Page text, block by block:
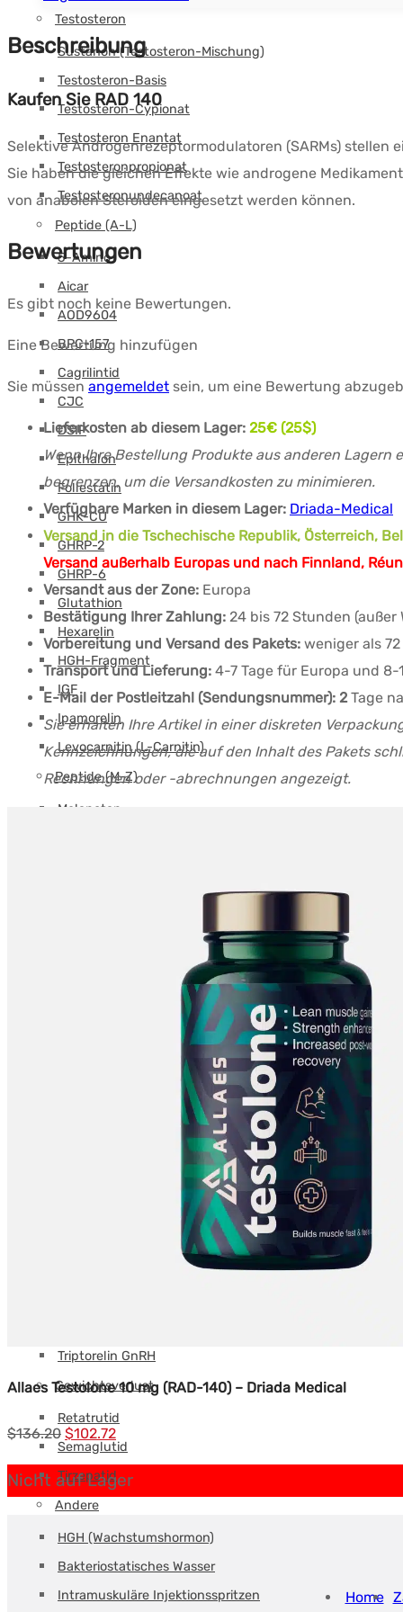
Testosteron
Sustanon (Testosteron-Mischung)
Testosteron-Basis
Testosteron-Cypionat
Testosteron Enantat
Testosteronpropionat
Testosteronundecanoat
Peptide (A-L)
5-Amino
Aicar
AOD9604
BPC-157
Cagrilintid
CJC
DSIP
Epithalon
Follestatin
GHK-CU
GHRP-2
GHRP-6
Glutathion
Hexarelin
HGH-Fragment
IGF
Ipamorelin
Levocarnitin (L-Carnitin)
Peptide (M-Z)
Melanotan
Triptorelin GnRH
Gewichtsverlust
Retatrutid
Semaglutid
Tirzepatid
Andere
HGH (Wachstumshormon)
Bakteriostatisches Wasser
Intramuskuläre Injektionsspritzen
Beschreibung
Kaufen Sie RAD 140
Selektive Androgenrezeptormodulatoren (SARMs) stellen
Sie haben die gleichen Effekte wie androgene
von anabolen Steroiden eingesetzt werden können.
Bewertungen
Es gibt noch keine Bewertungen.
Eine Bewertung hinzufügen
Sie müssen angemeldet sein, um eine Bewertung
Lieferkosten ab diesem Lager: 25€ (25$)
Wenn Ihre Bestellung Produkte aus anderen
begrenzen, um die Versandkosten zu minimieren.
Verfügbare Marken in diesem Lager: Driada-Medical
Versand in die Tschechische Republik, Österreich,
Versand außerhalb Europas und nach Finnland,
Versandt aus der Zone: Europa
Bestätigung Ihrer Zahlung: 24 bis 72 Stunden
Vorbereitung und Versand des Pakets: weniger als
Transport und Lieferung: 4-7 Tage für Europa und 8-
E-Mail der Postleitzahl (Sendungsnummer): 2Tage
Sie erhalten Ihre Artikel in einer diskreten
Kennzeichnungen, die auf den Inhalt des Pakets
Rechnungen oder -abrechnungen angezeigt.
Allaes Testolone 10 mg (RAD-140) – Driada Medical
$136.20 Ursprünglicher
Preis
war:
$136.20.
$102.72Aktueller
$102.72.
Nicht auf Lager
Home